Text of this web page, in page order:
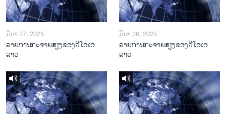
ມີນາ 27, 2025
ລາຍການກະຈາຍສຽງຂອງວີໂອເອ
ລາວ
ມີນາ 26, 2025
ລາຍການກະຈາຍສຽງຂອງວີໂອເອ
ລາວ